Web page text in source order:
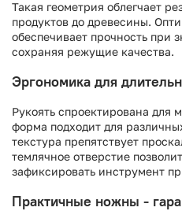
Такая геометрия облегчает
продуктов до древесины.
обеспечивает прочность при
сохраняя режущие качества.
Эргономика для
Рукоять спроектирована для
форма подходит для
текстура препятствует
темлячное отверстие
зафиксировать инструмент
Практичные ножны -